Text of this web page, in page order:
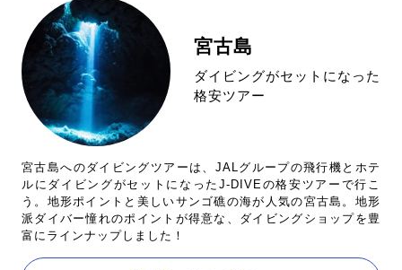
宮古島
ダイビングがセットになった
格安ツアー
宮古島へのダイビングツアーは、JALグループの飛行機とホテ
ルにダイビングがセットになったJ-DIVEの格安ツアーで行こ
う。地形ポイントと美しいサンゴ礁の海が人気の宮古島。地形
派ダイバー憧れのポイントが得意な、ダイビングショップを豊
富にラインナップしました！